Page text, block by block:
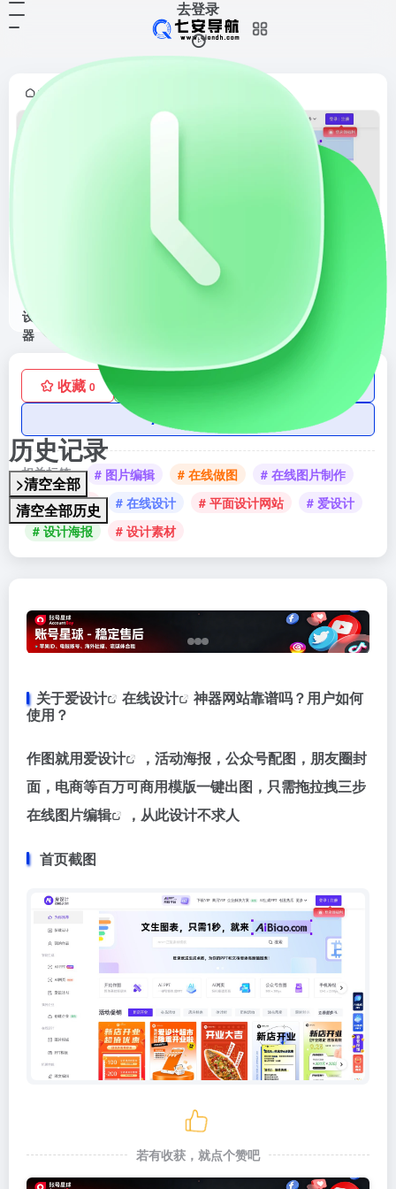
去登录
历史记录
>清空全部
清空全部历史
首页
爱设计在线设计神器
收藏 0
AI账号购买
相关标签： # 图片编辑 # 在线做图
# 在线图片制作
# 在线工具
# 在线设计 # 平面设计网站
# 爱设计
# 设计海报
# 设计素材
关于爱设计 在线设计
神器网站靠谱吗？用户如何
使用？
作图就用爱设计
，活动海报，公众号配图，朋友圈封
面，电商等百万可商用模版一键出图，只需拖拉拽三步
在线图片编辑 ，从此设计不求人
首页截图
若有收获，就点个赞吧